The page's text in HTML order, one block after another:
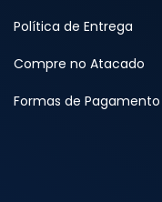
Política de Entrega
Compre no Atacado
Formas de Pagamento